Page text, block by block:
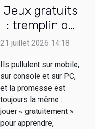
Jeux gratuits
: tremplin ou
fausse bonne
débuter
21 juillet 2026 14:18
Ils pullulent sur mobile,
sur console et sur PC,
et la promesse est
toujours la même :
jouer « gratuitement »
pour apprendre,